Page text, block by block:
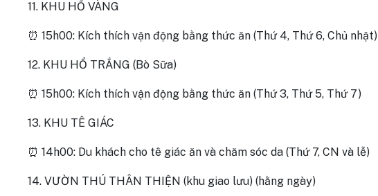
11. KHU HỔ VÀNG
⏰ 15h00: Kích thích vận động bằng thức ăn (Thứ 4, Thứ 6, Chủ nhật)
12. KHU HỔ TRẮNG (Bò Sữa)
⏰ 15h00: Kích thích vận động bằng thức ăn (Thứ 3, Thứ 5, Thứ 7)
13. KHU TÊ GIÁC
⏰ 14h00: Du khách cho tê giác ăn và chăm sóc da (Thứ 7, CN và lễ)
14. VƯỜN THÚ THÂN THIỆN (khu giao lưu) (hằng ngày)